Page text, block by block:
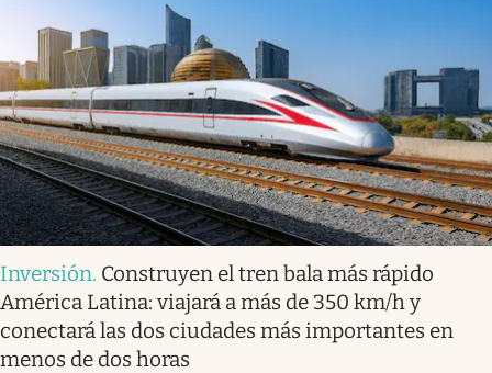
Inversión. Construyen el tren bala más rápido
América Latina: viajará a más de 350 km/h y
conectará las dos ciudades más importantes en
menos de dos horas